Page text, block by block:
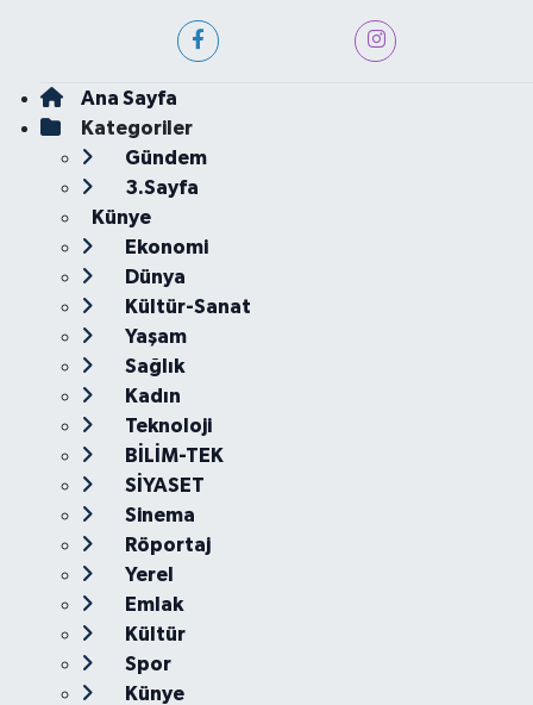
Ana Sayfa
Kategoriler
Gündem
3.Sayfa
Künye
Ekonomi
Dünya
Kültür-Sanat
Yaşam
Sağlık
Kadın
Teknoloji
BİLİM-TEK
SİYASET
Sinema
Röportaj
Yerel
Emlak
Kültür
Spor
Künye